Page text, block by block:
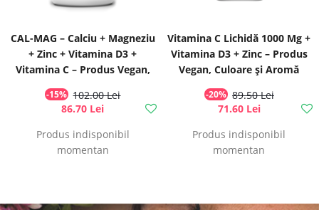
CAL-MAG – Calciu + Magneziu
+ Zinc + Vitamina D3 +
Vitamina C – Produs Vegan,
500 ml | Swedish Nutra
-15% 102.00 Lei
86.70 Lei
Produs indisponibil
momentan
Vitamina C Lichidă 1000 Mg +
Vitamina D3 + Zinc – Produs
Vegan, Culoare și Aromă
100% Naturală, 500 ml |
Swedish Nutra
-20% 89.50 Lei
71.60 Lei
Produs indisponibil
momentan